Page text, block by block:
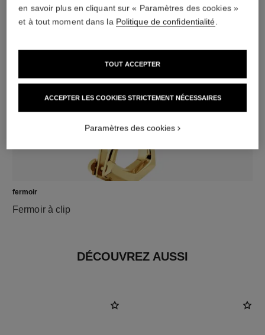
fermoir
Fermoir à clip
DÉCOUVREZ AUSSI
en savoir plus en cliquant sur « Paramètres des cookies »
et à tout moment dans la Politique de confidentialité.
ACCEPTER LES COOKIES STRICTEMENT NÉCESSAIRES
TOUT ACCEPTER
Paramètres des cookies